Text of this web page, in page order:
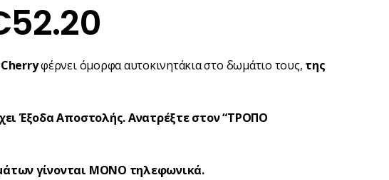
52.20
φέρνει όμορφα αυτοκινητάκια στο δωμάτιο τους, της
Έξοδα Αποστολής. Ανατρέξτε στον “ΤΡΟΠΟ
γίνονται ΜΟΝΟ τηλεφωνικά.